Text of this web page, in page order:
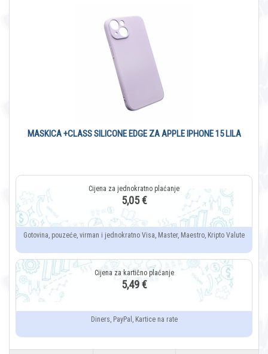
MASKICA +CLASS SILICONE EDGE ZA APPLE IPHONE 15 LILA
5,05 €
Gotovina, pouzeće, virman i jednokratno Visa, Master, Maestro, Kripto Valute
5,49 €
Diners, PayPal, Kartice na rate